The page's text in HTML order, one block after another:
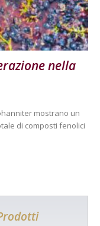
nella
mostrano un
di composti fenolici